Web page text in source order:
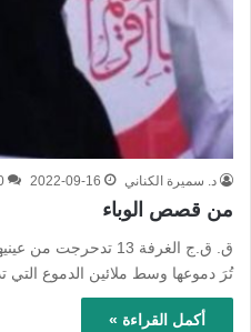
د. سميرة الكناني 2022-09-16
من قصص الوباء
‏ق. ق.ج الغرفة 13
تُرَ دموعها وسط ملائين الدموع التي
أكمل القراءة »